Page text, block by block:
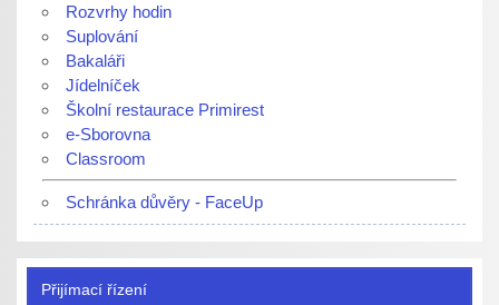
Rozvrhy hodin
Suplování
Bakaláři
Jídelníček
Školní restaurace Primirest
e-Sborovna
Classroom
Schránka důvěry - FaceUp
Přijímací řízení